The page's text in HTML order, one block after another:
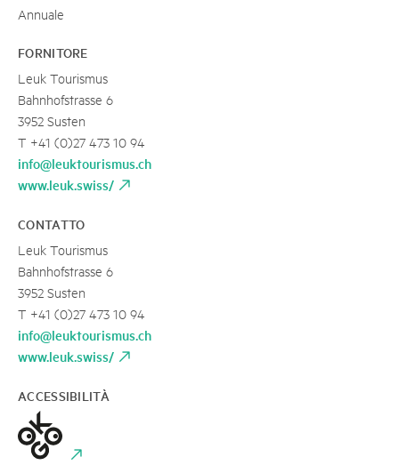
Annuale
FORNITORE
Leuk Tourismus
Bahnhofstrasse 6
3952 Susten
T +41 (0)27 473 10 94
info@leuktourismus.ch
www.leuk.swiss/
CONTATTO
Leuk Tourismus
Bahnhofstrasse 6
3952 Susten
T +41 (0)27 473 10 94
info@leuktourismus.ch
www.leuk.swiss/
ACCESSIBILITÀ